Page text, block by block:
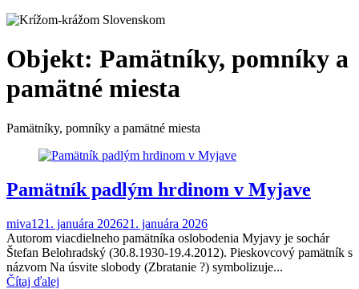
Objekt: Pamätníky, pomníky a
pamätné miesta
Pamätníky, pomníky a pamätné miesta
Pamätník padlým hrdinom v Myjave
miva1 21. januára 202621. januára 2026
Autorom viacdielneho pamätníka oslobodenia Myjavy je sochár
Štefan Belohradský (30.8.1930-19.4.2012). Pieskovcový pamätník s
názvom Na úsvite slobody (Zbratanie ?) symbolizuje...
Čítaj ďalej